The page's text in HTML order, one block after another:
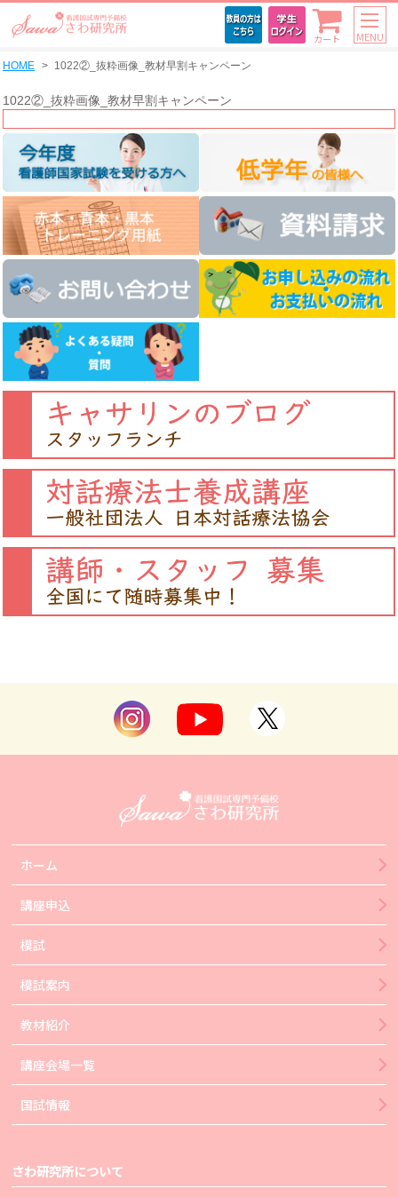
カート MENU
HOME 1022②_抜粋画像_教材早割キャンペーン
1022②_抜粋画像_教材早割キャンペーン
ホーム
講座申込
模試
模試案内
教材紹介
講座会場一覧
国試情報
さわ研究所について